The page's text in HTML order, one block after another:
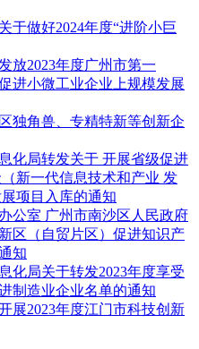
于做好2024年度“进阶小巨
放2023年度广州市第一
进小微工业企业上规模发展
独角兽、专精特新等创新企
化局转发关于 开展省级促进
新一代信息技术和产业 发
项目入库的通知
公室 广州市南沙区人民政府
区（自贸片区）促进知识产
知
化局关于转发2023年度享受
制造业企业名单的通知
展2023年度江门市科技创新